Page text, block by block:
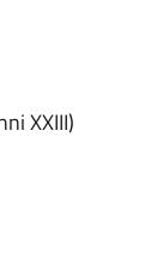
XXIII)